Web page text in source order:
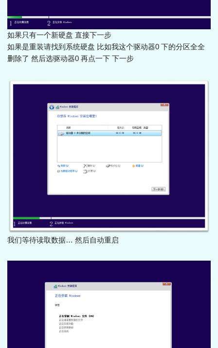
如果只有一个新硬盘 直接下一步
如果是重装请找到系统硬盘 比如我这个驱动器0 下的分区全全
删除了 然后选驱动器0 再点一下 下一步
我们等待读取数据… 然后自动重启